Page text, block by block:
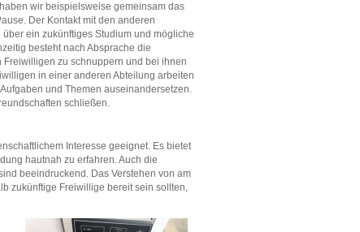
wir beispielsweise gemeinsam das
Der Kontakt mit den anderen
ein zukünftiges Studium und mögliche
besteht nach Absprache die
zu schnuppern und bei ihnen
in einer anderen Abteilung arbeiten
und Themen auseinandersetzen.
schließen.
Interesse geeignet. Es bietet
hautnah zu erfahren. Auch die
beeindruckend. Das Verstehen von am
zukünftige Freiwillige bereit sein sollten,